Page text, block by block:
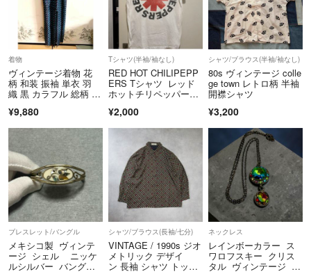
着物
ヴィンテージ着物 花
柄 和装 振袖 単衣 羽
織 黒 カラフル 総柄 昭
¥9,880
Tシャツ(半袖/袖なし)
RED HOT CHILIPEPP
ERS Tシャツ レッド
ホットチリペッパー
¥2,000
シャツ/ブラウス(半袖/袖なし)
80s ヴィンテージ colle
ge town レトロ柄 半袖
開襟シャツ
¥3,200
ブレスレット/バングル
メキシコ製 ヴィンテ
ージ シェル ニッケ
ルシルバー バング
シャツ/ブラウス(長袖/七分)
VINTAGE / 1990s ジオ
メトリック デザイ
ン 長袖 シャツ トップ
ネックレス
レインボーカラー ス
ワロフスキー クリス
タル ヴィンテージ ネ